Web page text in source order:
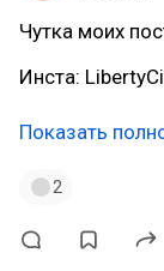
Чутка моих
Инста:
Показать
2